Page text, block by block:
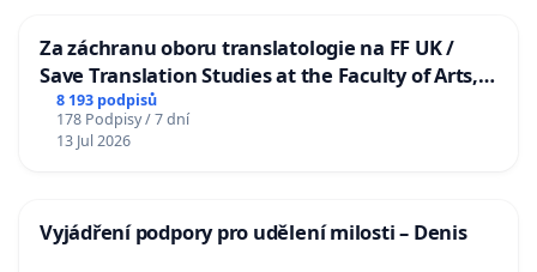
Za záchranu oboru translatologie na FF UK /
Save Translation Studies at the Faculty of Arts,
Charles University
8 193 podpisů
178 Podpisy / 7 dní
13 Jul 2026
Vyjádření podpory pro udělení milosti – Denis